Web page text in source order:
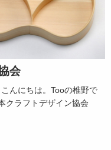
会
んにちは。Tooの椎野で
クラフトデザイン協会